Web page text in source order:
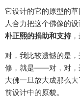
它设计的它的原型的
人合力把这个佛像的
朴正熙的捐助和支持，
对，我比较遗憾的是
修，就是——对，对，
大佛一旦放大成那么
前设计中的原貌。